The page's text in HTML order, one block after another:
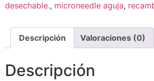
desechable., microneedle aguja,
Descripción Valoraciones (0)
Descripción